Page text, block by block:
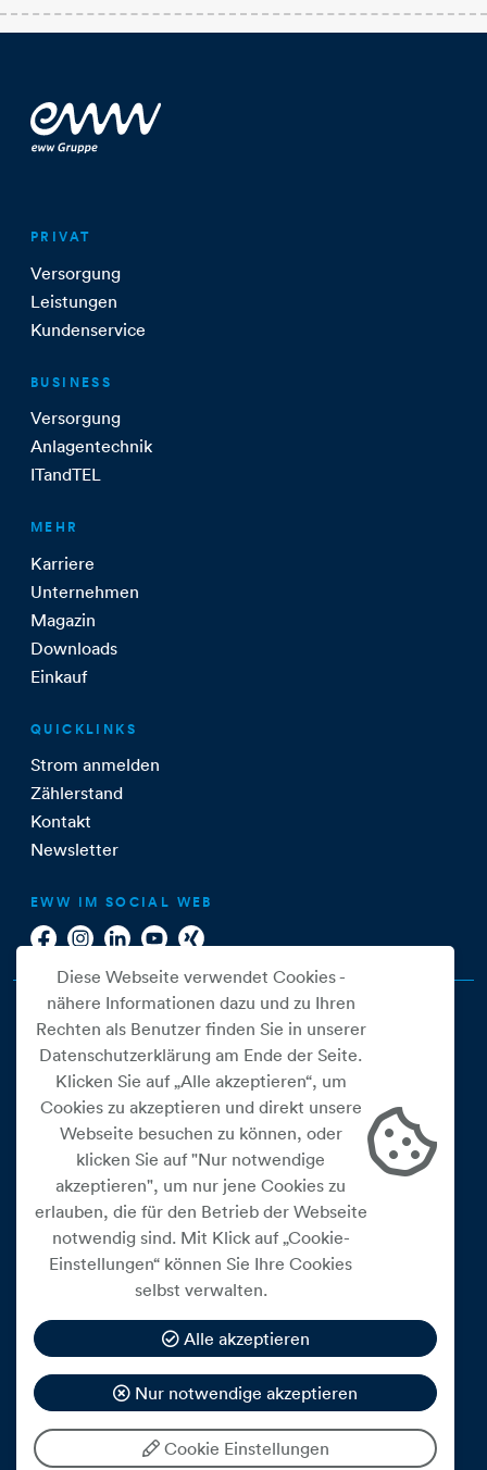
PRIVAT
Versorgung
Leistungen
Kundenservice
BUSINESS
Versorgung
Anlagentechnik
ITandTEL
MEHR
Karriere
Unternehmen
Magazin
Downloads
Einkauf
QUICKLINKS
Strom anmelden
Zählerstand
Kontakt
Newsletter
EWW IM SOCIAL WEB
Cookie Einstellungen
Datenschutz
Impressum
Widerrufsbelehrung
Medienfreiheitsgesetz
Barrierefreiheitserklärung
Hinweisgeberschutz
Mein Konto
© 2026 eww ag
Diese Webseite verwendet Cookies -
nähere Informationen dazu und zu Ihren
Rechten als Benutzer finden Sie in unserer
Datenschutzerklärung am Ende der Seite.
Klicken Sie auf „Alle akzeptieren“, um
Cookies zu akzeptieren und direkt unsere
Webseite besuchen zu können, oder
klicken Sie auf "Nur notwendige
akzeptieren", um nur jene Cookies zu
erlauben, die für den Betrieb der Webseite
notwendig sind. Mit Klick auf „Cookie-
Einstellungen“ können Sie Ihre Cookies
selbst verwalten.
Alle akzeptieren
Nur notwendige akzeptieren
Cookie Einstellungen